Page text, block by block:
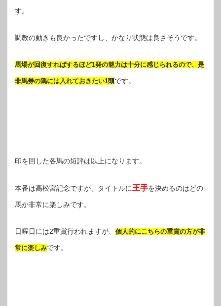
す。
調教の動きも良かったですし、かなり状態は良さそうです。
馬場が回復すればするほど1発の魅力は十分に感じられるので、是
非馬券の隅には入れておきたい1頭です。
印を回した各馬の短評は以上になります。
本番は高松宮記念ですが、タイトルに王手を決めるのはどの
馬か非常に楽しみです。
日曜日には2重賞行われますが、 個人的にこちらの重賞の方が非
常に楽しみです。